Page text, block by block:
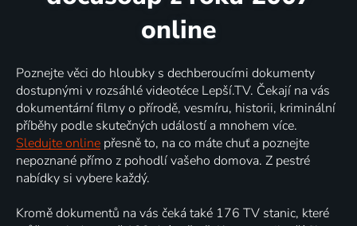
online
Poznejte věci do hloubky s dechberoucími dokumenty
dostupnými v rozsáhlé videotéce Lepší.TV. Čekají na vás
dokumentární filmy o přírodě, vesmíru, historii, kriminální
příběhy podle skutečných událostí a mnohem více.
Sledujte online přesně to, na co máte chuť a poznejte
nepoznané přímo z pohodlí vašeho domova. Z pestré
nabídky si vybere každý.
Kromě dokumentů na vás čeká také 176 TV stanic, které